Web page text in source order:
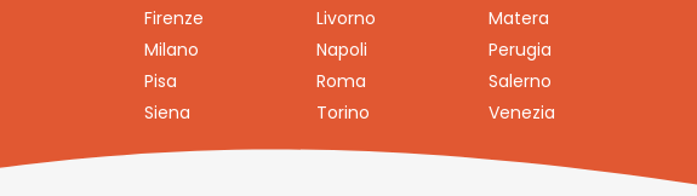
Firenze
Livorno
Matera
Milano
Napoli
Perugia
Pisa
Roma
Salerno
Siena
Torino Venezia